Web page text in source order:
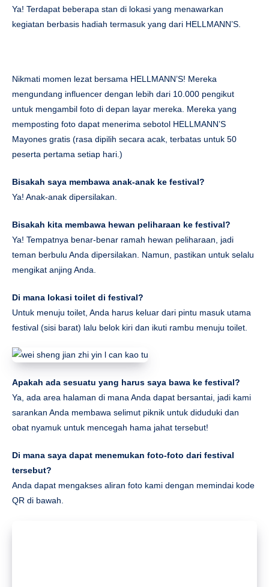
Ya! Terdapat beberapa stan di lokasi yang menawarkan
kegiatan berbasis hadiah termasuk yang dari HELLMANN’S.
Nikmati momen lezat bersama HELLMANN’S! Mereka
mengundang influencer dengan lebih dari 10.000 pengikut
untuk mengambil foto di depan layar mereka. Mereka yang
memposting foto dapat menerima sebotol HELLMANN’S
Mayones gratis (rasa dipilih secara acak, terbatas untuk 50
peserta pertama setiap hari.)
Bisakah saya membawa anak-anak ke festival?
Ya! Anak-anak dipersilakan.
Bisakah kita membawa hewan peliharaan ke festival?
Ya! Tempatnya benar-benar ramah hewan peliharaan, jadi
teman berbulu Anda dipersilakan. Namun, pastikan untuk selalu
mengikat anjing Anda.
Di mana lokasi toilet di festival?
Untuk menuju toilet, Anda harus keluar dari pintu masuk utama
festival (sisi barat) lalu belok kiri dan ikuti rambu menuju toilet.
Apakah ada sesuatu yang harus saya bawa ke festival?
Ya, ada area halaman di mana Anda dapat bersantai, jadi kami
sarankan Anda membawa selimut piknik untuk diduduki dan
obat nyamuk untuk mencegah hama jahat tersebut!
Di mana saya dapat menemukan foto-foto dari festival
tersebut?
Anda dapat mengakses aliran foto kami dengan memindai kode
QR di bawah.